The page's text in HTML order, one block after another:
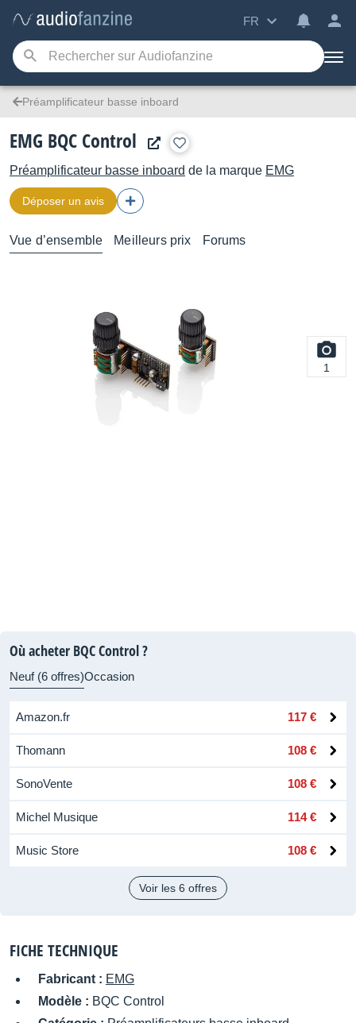
FR
Préamplificateur basse inboard
EMG BQC Control
Préamplificateur basse inboard de la marque EMG
Déposer un avis
Vue d’ensemble Meilleurs prix Forums
1
Où acheter BQC Control ?
Neuf (6 offres)Occasion
Amazon.fr 117 €
Thomann 108 €
SonoVente 108 €
Michel Musique 114 €
Music Store 108 €
Voir les 6 offres
FICHE TECHNIQUE
Fabricant : EMG
Modèle : BQC Control